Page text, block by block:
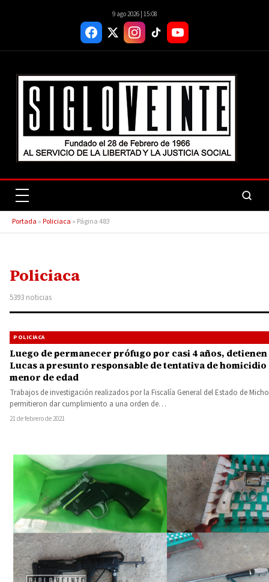
9 ago 2026 | 15:08
Portada »Policiaca » Página 483
Policiaca
5393 noticias
POLICIACA
Luego de permanecer prófugo por casi 4 años, detienen
Lucas a presunto responsable de tentativa de homicidio
menor de edad
Trabajos de investigación realizados por la Fiscalía General del Estado de
permitieron dar cumplimiento a una orden de…
21 de febrero de 2021